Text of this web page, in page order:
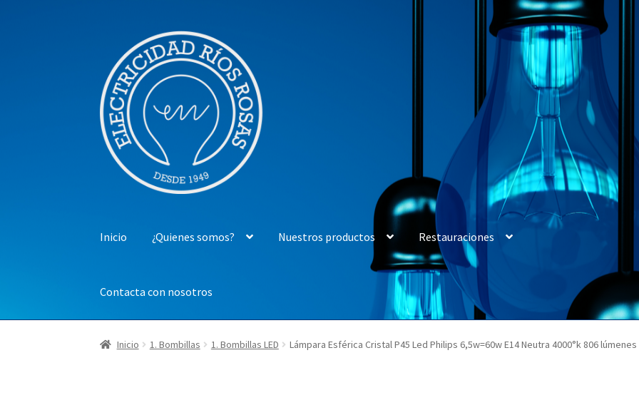
la
navegación
contenido
Inicio ¿Quienes somos? Nuestros productos Restauraciones
Contacta con nosotros
Inicio 1. Bombillas 1. Bombillas LED Lámpara Esférica Cristal P45 Led Philips 6,5w=60w E14 Neutra 4000°k 806 lúmenes